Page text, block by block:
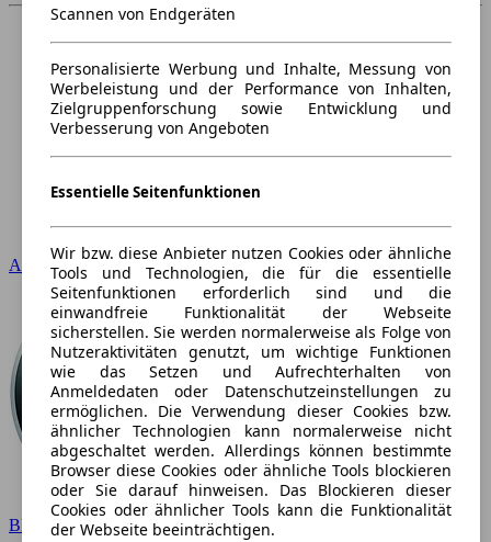
Audi
BMW
Scannen von Endgeräten
Personalisierte Werbung und Inhalte, Messung von
Werbeleistung und der Performance von Inhalten,
Zielgruppenforschung sowie Entwicklung und
Verbesserung von Angeboten
Essentielle Seitenfunktionen
Wir bzw. diese Anbieter nutzen Cookies oder ähnliche
Tools und Technologien, die für die essentielle
Seitenfunktionen erforderlich sind und die
einwandfreie Funktionalität der Webseite
sicherstellen. Sie werden normalerweise als Folge von
Nutzeraktivitäten genutzt, um wichtige Funktionen
wie das Setzen und Aufrechterhalten von
Anmeldedaten oder Datenschutzeinstellungen zu
ermöglichen. Die Verwendung dieser Cookies bzw.
ähnlicher Technologien kann normalerweise nicht
abgeschaltet werden. Allerdings können bestimmte
Browser diese Cookies oder ähnliche Tools blockieren
oder Sie darauf hinweisen. Das Blockieren dieser
Cookies oder ähnlicher Tools kann die Funktionalität
der Webseite beeinträchtigen.